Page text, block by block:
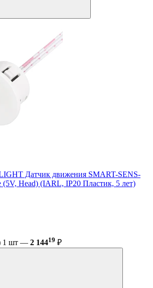
Датчик движения SMART-SENS-
(5V, Head) (IARL, IP20 Пластик, 5 лет)
1 шт — 2 14419 ₽